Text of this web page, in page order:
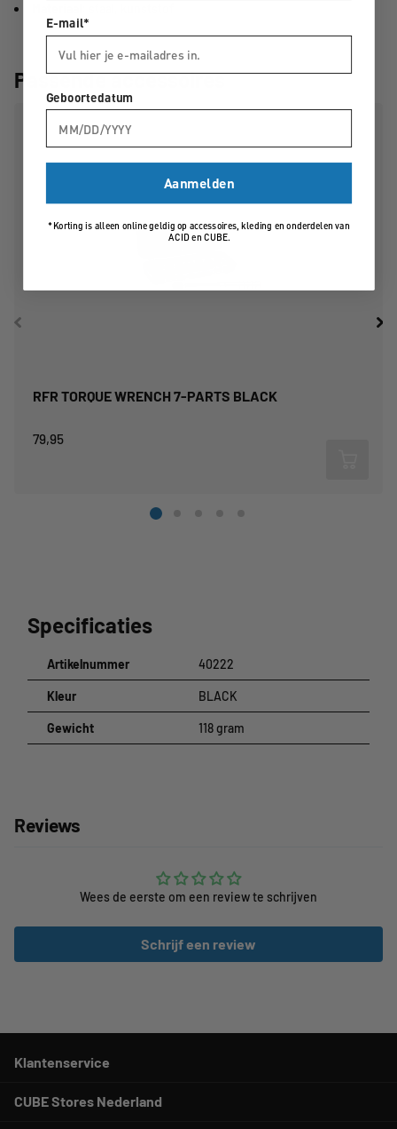
Passende accessoires
RFR TORQUE WRENCH 7-PARTS BLACK
79,95
Specificaties
Artikelnummer 40222
Kleur BLACK
Gewicht 118 gram
Reviews
Wees de eerste om een review te schrijven
Schrijf een review
Klantenservice
CUBE Stores Nederland
E-mail*
Geboortedatum
Aanmelden
*Korting is alleen online geldig op accessoires, kleding en onderdelen van
ACID en CUBE.